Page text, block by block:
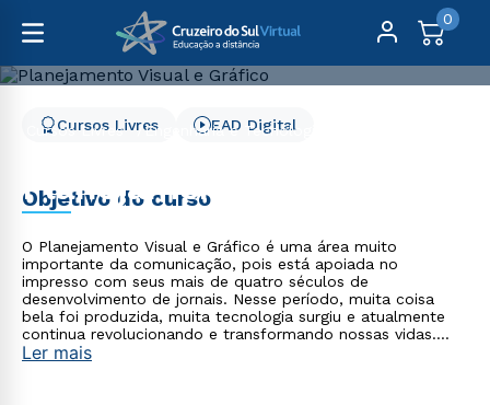
0
Cursos Livres
Engenharia e Tecnologia
Planejamento Visual e
Gráfico
Cursos Livres EAD Digital
Objetivo do curso
O Planejamento Visual e Gráfico é uma área muito
importante da comunicação, pois está apoiada no
impresso com seus mais de quatro séculos de
desenvolvimento de jornais. Nesse período, muita coisa
bela foi produzida, muita tecnologia surgiu e atualmente
continua revolucionando e transformando nossas vidas.
Pensar design gráfico é um desafio para produtos
Ler mais